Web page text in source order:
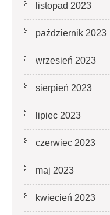
listopad 2023
październik 2023
wrzesień 2023
sierpień 2023
lipiec 2023
czerwiec 2023
maj 2023
kwiecień 2023